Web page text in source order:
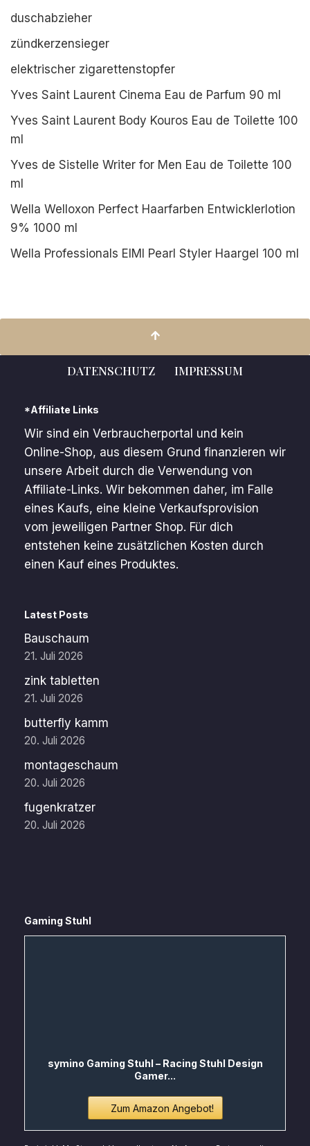
duschabzieher
zündkerzensieger
elektrischer zigarettenstopfer
Yves Saint Laurent Cinema Eau de Parfum 90 ml
Yves Saint Laurent Body Kouros Eau de Toilette 100
ml
Yves de Sistelle Writer for Men Eau de Toilette 100
ml
Wella Welloxon Perfect Haarfarben Entwicklerlotion
9% 1000 ml
Wella Professionals EIMI Pearl Styler Haargel 100 ml
DATENSCHUTZ IMPRESSUM
*Affiliate Links
Wir sind ein Verbraucherportal und kein
Online-Shop, aus diesem Grund finanzieren wir
unsere Arbeit durch die Verwendung von
Affiliate-Links. Wir bekommen daher, im Falle
eines Kaufs, eine kleine Verkaufsprovision
vom jeweiligen Partner Shop. Für dich
entstehen keine zusätzlichen Kosten durch
einen Kauf eines Produktes.
Latest Posts
Bauschaum
21. Juli 2026
zink tabletten
21. Juli 2026
butterfly kamm
20. Juli 2026
montageschaum
20. Juli 2026
fugenkratzer
20. Juli 2026
Gaming Stuhl
symino Gaming Stuhl – Racing Stuhl Design
Gamer...
Zum Amazon Angebot!